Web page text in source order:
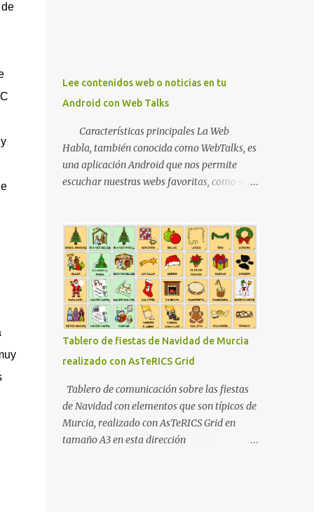
para mayores, dividido en fichas de trabajo
lenguaje y praxias . Además, hay otros
cuadernos (TDAH, para niños, sudoku,
grafomotricidad...) así como un cuaderno
mensual nuevo. Muy recomendado. NOTA: Si
quieres conocer como trabajar con un pdf
como hacerlo . APLICACIONES (versiones
para Android ) ...
Lee contenidos web o noticias en tu
Android con Web Talks
Características principales La Web
Habla, también conocida como WebTalks, es
una aplicación Android que nos permite
escuchar nuestras webs favoritas, como si de
aplicación, pronunciar la web a escuchar
(por ejemplo "Escuchar Asco de vida"), o
bien seleccionarla de nuestro listado de webs
favoritas, y la aplicación comenzará a
contarnos las últimas entradas publicadas
en dicha web. ¿Cuantas veces no te ha
apetecido, por ejemplo, escuchar
coche?, ¿o escuchar en tus auriculares del
móvil "Tenía que decirlo" camino de la
Universidad?, ¿o simplemente escuchar tus
suscripciones de "Google Reader" mientras
viajas en Metro o en autobús? Tecnología
Tablero de fiestas de Navidad de Murcia
realizado con AsTeRICS Grid
Tablero de comunicación sobre las fiestas
de Navidad con elementos que son típicos de
Murcia, realizado con AsTeRICS Grid en
tamaño A3 en esta dirección